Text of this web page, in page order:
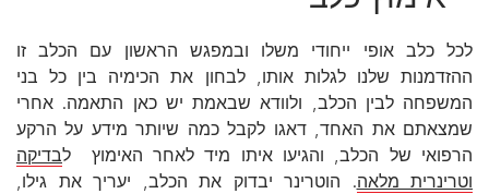
לכל כלב אופי ייחודי משלו ובמפגש הראשון עם הכלב זו
ההזדמנות שלנו לגלות אותו, לבחון את הכימיה בין כל בני
המשפחה לבין הכלב, ולוודא שבאמת יש כאן התאמה. אחרי
שמצאתם את האחד, דאגו לקבל כמה שיותר מידע על הרקע
הרפואי של הכלב, והגיעו איתו מיד לאחר האימוץ לבדיקה
וטרינרית מלאה. הוטרינר יבדוק את הכלב, יעריך את גילו,